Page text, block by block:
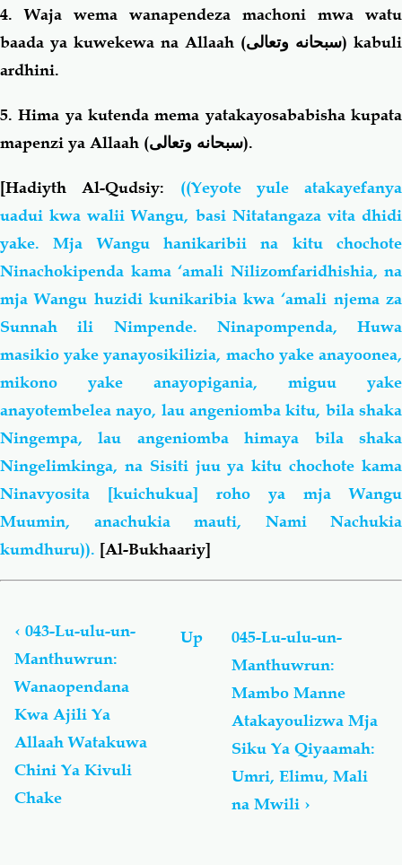
4. Waja wema wanapendeza machoni mwa watu
baada ya kuwekewa na Allaah (سبحانه وتعالى) kabuli
ardhini.
5. Hima ya kutenda mema yatakayosababisha kupata
mapenzi ya Allaah (سبحانه وتعالى).
[Hadiyth Al-Qudsiy: ((Yeyote yule atakayefanya
uadui kwa walii Wangu, basi Nitatangaza vita dhidi
yake. Mja Wangu hanikaribii na kitu chochote
Ninachokipenda kama ‘amali Nilizomfaridhishia, na
mja Wangu huzidi kunikaribia kwa ‘amali njema za
Sunnah ili Nimpende. Ninapompenda, Huwa
masikio yake yanayosikilizia, macho yake anayoonea,
mikono yake anayopigania, miguu yake
anayotembelea nayo, lau angeniomba kitu, bila shaka
Ningempa, lau angeniomba himaya bila shaka
Ningelimkinga, na Sisiti juu ya kitu chochote kama
Ninavyosita [kuichukua] roho ya mja Wangu
Muumin, anachukia mauti, Nami Nachukia
kumdhuru)). [Al-Bukhaariy]
links
for
Lu-
ulu-
un-
Manthuwrun
لُؤْلُؤ
مَّنثُور
‹ 043-Lu-ulu-un-
Manthuwrun:
Wanaopendana
Kwa Ajili Ya
Allaah Watakuwa
Chini Ya Kivuli
Chake
Up
045-Lu-ulu-un-
Manthuwrun:
Mambo Manne
Atakayoulizwa Mja
Siku Ya Qiyaamah:
Umri, Elimu, Mali
na Mwili ›